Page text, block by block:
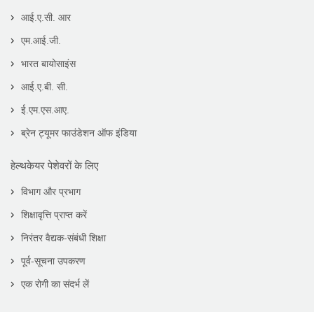
आई.ए.सी. आर
एम.आई.जी.
भारत बायोसाइंस
आई.ए.बी. सी.
ई.एम.एस.आए.
ब्रेन ट्यूमर फाउंडेशन ऑफ इंडिया
हेल्थकेयर पेशेवरों के लिए
विभाग और प्रभाग
शिक्षावृत्ति प्राप्त करें
निरंतर वैद्यक-संबंधी शिक्षा
पूर्व-सूचना उपकरण
एक रोगी का संदर्भ लें